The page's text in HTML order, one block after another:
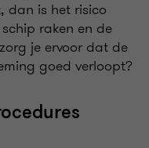
dan is het risico
raken en de
je ervoor dat de
goed verloopt?